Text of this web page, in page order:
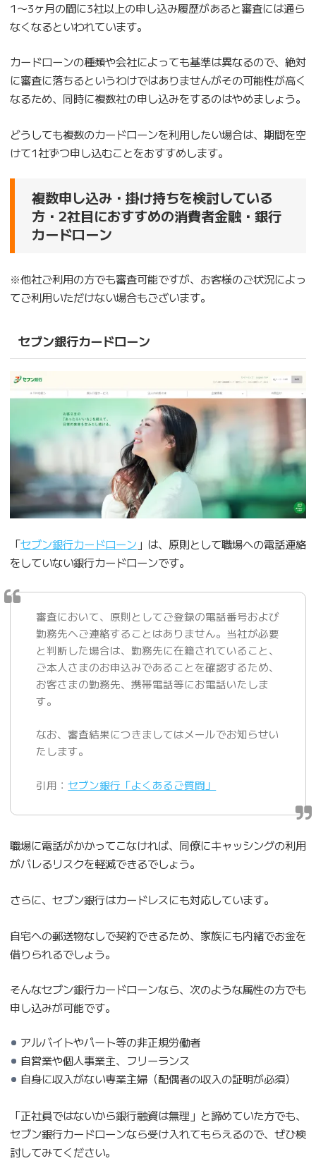
1〜3ヶ月の間に3社以上の申し込み履歴があると審査には通ら
なくなるといわれています。
カードローンの種類や会社によっても基準は異なるので、絶対
に審査に落ちるというわけではありませんがその可能性が高く
なるため、同時に複数社の申し込みをするのはやめましょう。
どうしても複数のカードローンを利用したい場合は、期間を空
けて1社ずつ申し込むことをおすすめします。
複数申し込み・掛け持ちを検討している
方・2社目におすすめの消費者金融・銀行
カードローン
※他社ご利用の方でも審査可能ですが、お客様のご状況によっ
てご利用いただけない場合もございます。
セブン銀行カードローン
「セブン銀行カードローン 」は、原則として職場への電話連絡
をしていない銀行カードローンです。
審査において、原則としてご登録の電話番号および
勤務先へご連絡することはありません。当社が必要
と判断した場合は、勤務先に在籍されていること、
ご本人さまのお申込みであることを確認するため、
お客さまの勤務先、携帯電話等にお電話いたしま
す。
なお、審査結果につきましてはメールでお知らせい
たします。
引用：セブン銀行「よくあるご質問」
職場に電話がかかってこなければ、同僚にキャッシングの利用
がバレるリスクを軽減できるでしょう。
さらに、セブン銀行はカードレスにも対応しています。
自宅への郵送物なしで契約できるため、家族にも内緒でお金を
借りられるでしょう。
そんなセブン銀行カードローンなら、次のような属性の方でも
申し込みが可能です。
アルバイトやパート等の非正規労働者
自営業や個人事業主、フリーランス
自身に収入がない専業主婦（配偶者の収入の証明が必須）
「正社員ではないから銀行融資は無理」と諦めていた方でも、
セブン銀行カードローンなら受け入れてもらえるので、ぜひ検
討してみてください。